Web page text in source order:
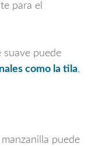
para el
suave puede
como la tila,
puede